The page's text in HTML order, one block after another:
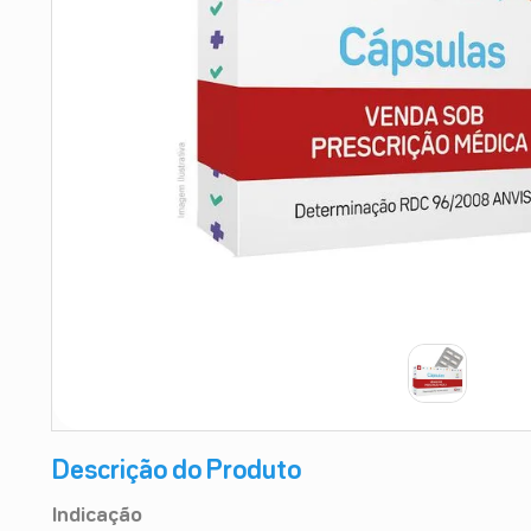
Descrição do Produto
Indicação
esmalte